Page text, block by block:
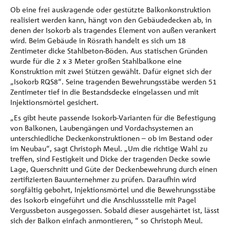
Ob eine frei auskragende oder gestützte Balkonkonstruktion
realisiert werden kann, hängt von den Gebäudedecken ab, in
denen der Isokorb als tragendes Element von außen verankert
wird. Beim Gebäude in Rösrath handelt es sich um 18
Zentimeter dicke Stahlbeton-Böden. Aus statischen Gründen
wurde für die 2 x 3 Meter großen Stahlbalkone eine
Konstruktion mit zwei Stützen gewählt. Dafür eignet sich der
„Isokorb RQS8“. Seine tragenden Bewehrungsstäbe werden 51
Zentimeter tief in die Bestandsdecke eingelassen und mit
Injektionsmörtel gesichert.
„Es gibt heute passende Isokorb-Varianten für die Befestigung
von Balkonen, Laubengängen und Vordachsystemen an
unterschiedliche Deckenkonstruktionen – ob im Bestand oder
im Neubau“, sagt Christoph Meul. „Um die richtige Wahl zu
treffen, sind Festigkeit und Dicke der tragenden Decke sowie
Lage, Querschnitt und Güte der Deckenbewehrung durch einen
zertifizierten Bauunternehmer zu prüfen. Daraufhin wird
sorgfältig gebohrt, Injektionsmörtel und die Bewehrungsstäbe
des Isokorb eingeführt und die Anschlussstelle mit Pagel
Vergussbeton ausgegossen. Sobald dieser ausgehärtet ist, lässt
sich der Balkon einfach anmontieren, “ so Christoph Meul.